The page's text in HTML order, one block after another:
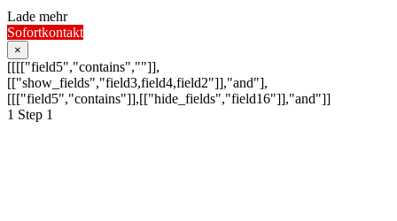
Lade mehr
Sofortkontakt
×
[[[["field5","contains",""]],
[["show_fields","field3,field4,field2"]],"and"],
[[["field5","contains"]],[["hide_fields","field16"]],"and"]]
1 Step 1